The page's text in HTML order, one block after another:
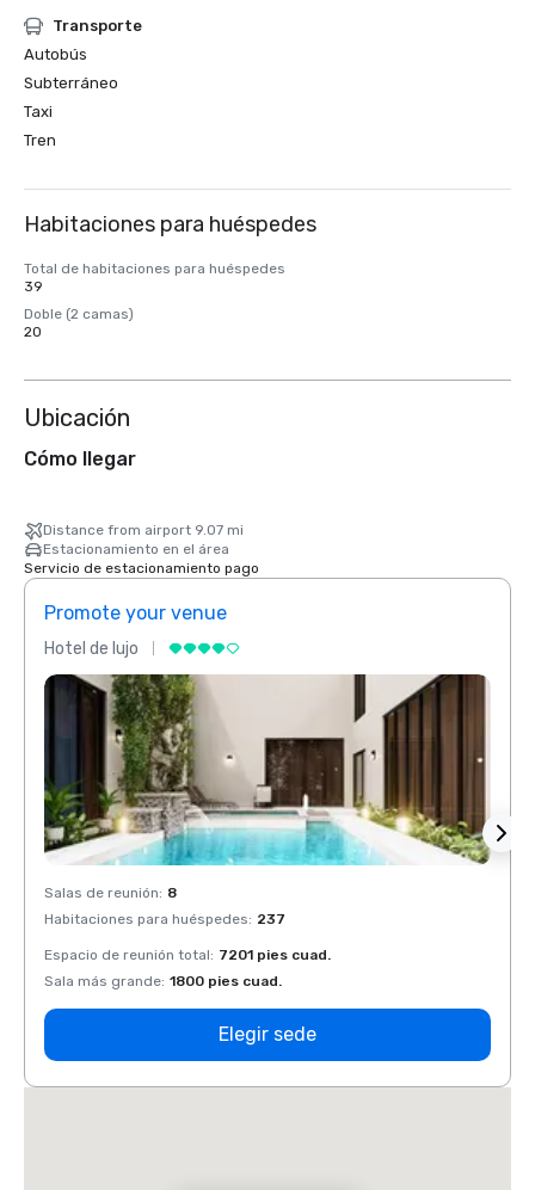
Transporte
Autobús
Subterráneo
Taxi
Tren
Habitaciones para huéspedes
Total de habitaciones para huéspedes
39
Doble (2 camas)
20
Ubicación
Cómo llegar
Distance from airport 9.07 mi
Estacionamiento en el área
Servicio de estacionamiento pago
Promote your venue
Hotel de lujo
Salas de reunión: 8
Habitaciones para huéspedes: 237
Espacio de reunión total: 7201 pies cuad.
Sala más grande: 1800 pies cuad.
Elegir sede